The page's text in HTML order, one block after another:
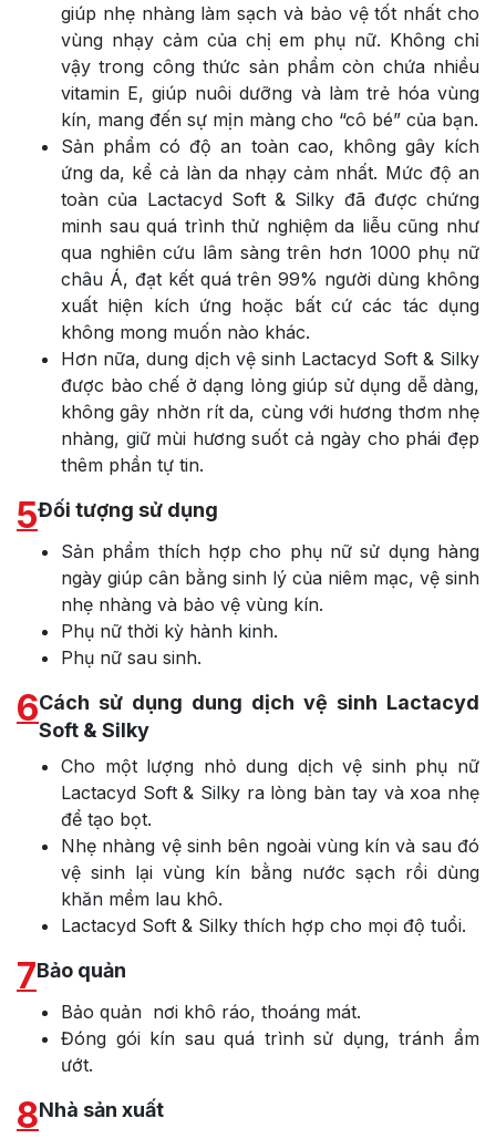
giúp nhẹ nhàng làm sạch và bảo vệ tốt nhất cho
vùng nhạy cảm của chị em phụ nữ. Không chỉ
vậy trong công thức sản phẩm còn chứa nhiều
vitamin E, giúp nuôi dưỡng và làm trẻ hóa vùng
kín, mang đến sự mịn màng cho “cô bé” của bạn.
Sản phẩm có độ an toàn cao, không gây kích
ứng da, kể cả làn da nhạy cảm nhất. Mức độ an
toàn của Lactacyd Soft & Silky đã được chứng
minh sau quá trình thử nghiệm da liễu cũng như
qua nghiên cứu lâm sàng trên hơn 1000 phụ nữ
châu Á, đạt kết quá trên 99% người dùng không
xuất hiện kích ứng hoặc bất cứ các tác dụng
không mong muốn nào khác.
Hơn nữa, dung dịch vệ sinh Lactacyd Soft & Silky
được bào chế ở dạng lỏng giúp sử dụng dễ dàng,
không gây nhờn rít da, cùng với hương thơm nhẹ
nhàng, giữ mùi hương suốt cả ngày cho phái đẹp
thêm phần tự tin.
5Đối tượng sử dụng
Sản phẩm thích hợp cho phụ nữ sử dụng hàng
ngày giúp cân bằng sinh lý của niêm mạc, vệ sinh
nhẹ nhàng và bảo vệ vùng kín.
Phụ nữ thời kỳ hành kinh.
Phụ nữ sau sinh.
6Cách sử dụng dung dịch vệ sinh Lactacyd
Soft & Silky
Cho một lượng nhỏ dung dịch vệ sinh phụ nữ
Lactacyd Soft & Silky ra lòng bàn tay và xoa nhẹ
để tạo bọt.
Nhẹ nhàng vệ sinh bên ngoài vùng kín và sau đó
vệ sinh lại vùng kín bằng nước sạch rồi dùng
khăn mềm lau khô.
Lactacyd Soft & Silky thích hợp cho mọi độ tuổi.
7Bảo quản
Bảo quản nơi khô ráo, thoáng mát.
Đóng gói kín sau quá trình sử dụng, tránh ẩm
ướt.
8Nhà sản xuất